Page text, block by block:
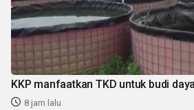
KKP manfaatkan TKD untuk budi
8 jam lalu